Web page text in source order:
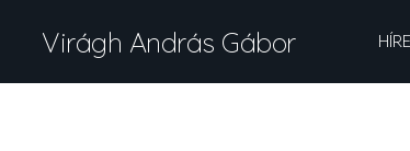
Virágh András Gábor